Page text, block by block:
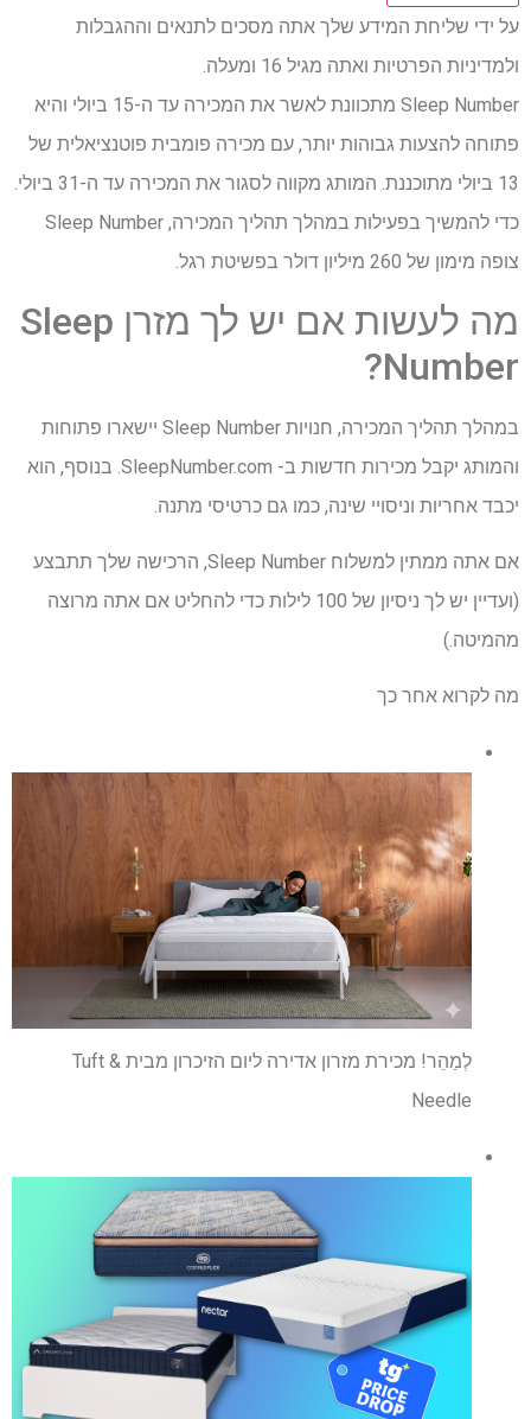
על ידי שליחת המידע שלך אתה מסכים לתנאים וההגבלות
ולמדיניות הפרטיות ואתה מגיל 16 ומעלה.
Sleep Number מתכוונת לאשר את המכירה עד ה-15 ביולי והיא
פתוחה להצעות גבוהות יותר, עם מכירה פומבית פוטנציאלית של
13 ביולי מתוכננת. המותג מקווה לסגור את המכירה עד ה-31 ביולי.
כדי להמשיך בפעילות במהלך תהליך המכירה, Sleep Number
צופה מימון של 260 מיליון דולר בפשיטת רגל.
מה לעשות אם יש לך מזרן Sleep
Number?
במהלך תהליך המכירה, חנויות Sleep Number יישארו פתוחות
והמותג יקבל מכירות חדשות ב- SleepNumber.com. בנוסף, הוא
יכבד אחריות וניסויי שינה, כמו גם כרטיסי מתנה.
אם אתה ממתין למשלוח Sleep Number, הרכישה שלך תתבצע
(ועדיין יש לך ניסיון של 100 לילות כדי להחליט אם אתה מרוצה
מהמיטה.)
מה לקרוא אחר כך
לְמַהֵר! מכירת מזרון אדירה ליום הזיכרון מבית Tuft &
Needle